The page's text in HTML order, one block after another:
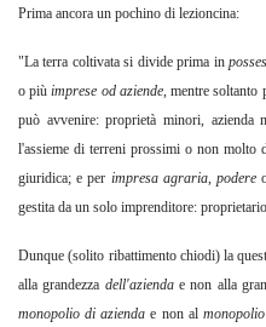
Prima ancora un pochino di lezioncina:
"La terra coltivata si divide prima in
o piùimprese od aziende, mentre soltanto
può avvenire: proprietà minori, azienda
l'assieme di terreni prossimi o non molto
giuridica; e per impresa agraria, podere
gestita da un solo imprenditore:
Dunque (solito ribattimento chiodi) la
alla grandezza dell'azienda e non alla
monopolio di aziendae non al